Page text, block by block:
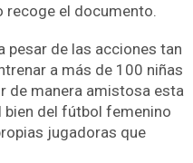
recoge el documento.
pesar de las acciones tan
a más de 100 niñas
de manera amistosa esta
del fútbol femenino
jugadoras que